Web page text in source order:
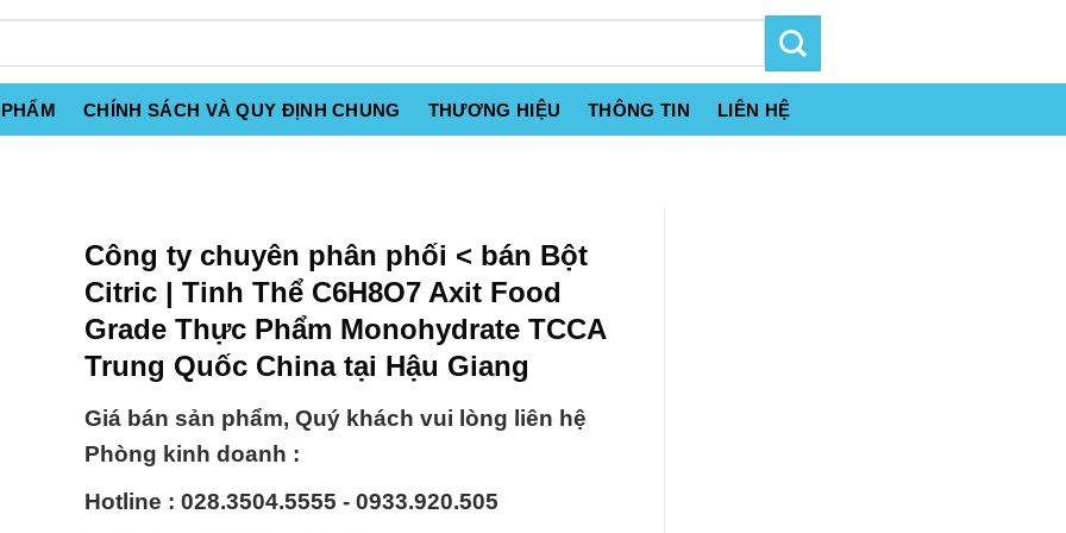
CHÍNH SÁCH VÀ QUY ĐỊNH CHUNG THƯƠNG HIỆU THÔNG TIN LIÊN HỆ
Công ty chuyên phân phối < bán Bột
Citric | Tinh Thể C6H8O7 Axit Food
Grade Thực Phẩm Monohydrate TCCA
Trung Quốc China tại Hậu Giang
Giá bán sản phẩm, Quý khách vui lòng liên hệ
Phòng kinh doanh :
Hotline : 028.3504.5555 - 0933.920.505